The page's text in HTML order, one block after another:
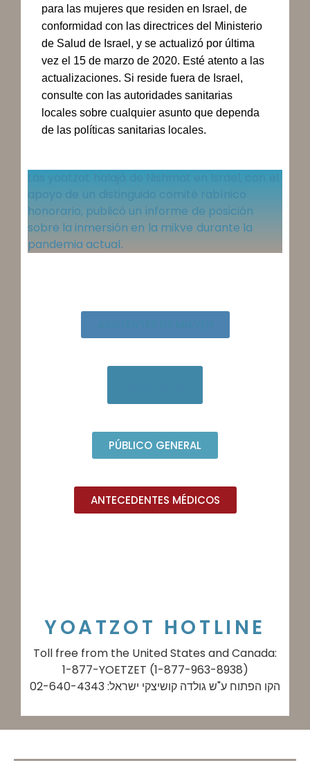
para las mujeres que residen en Israel, de
conformidad con las directrices del Ministerio
de Salud de Israel, y se actualizó por última
vez el 15 de marzo de 2020. Esté atento a las
actualizaciones. Si reside fuera de Israel,
consulte con las autoridades sanitarias
locales sobre cualquier asunto que dependa
de las políticas sanitarias locales.
apoyo de un distinguido comité rabínico
honorario, publicó un informe de posición
sobre la inmersión en la mikve durante la
pandemia actual.
PÚBLICO GENERAL
ANTECEDENTES MÉDICOS
YOATZOT HOTLINE
Toll free from the United States and Canada:
1-877-YOETZET (1-877-963-8938)
הקו הפתוח ע"ש גולדה קושיצקי ישראל: 02-640-4343